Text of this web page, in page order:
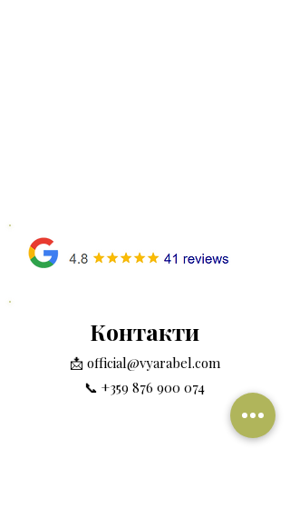
Контакти
📩 official@vyarabel.com
📞 +359 876 900 074